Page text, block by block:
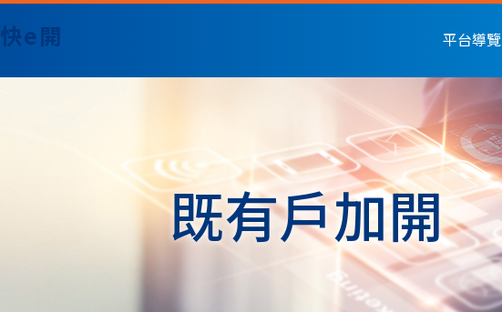
快e開 平台導覽
既有戶加開